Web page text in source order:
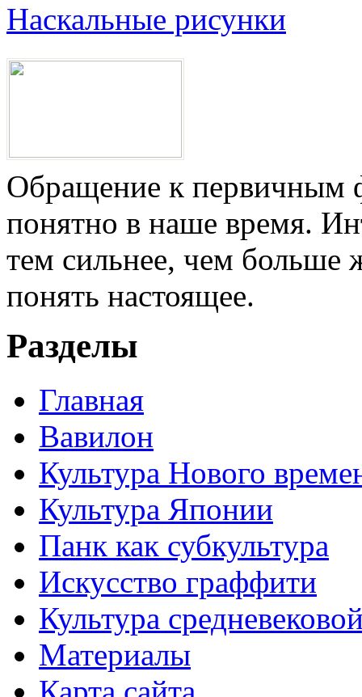
Наскальные рисунки
Обращение к первичным
понятно в наше время.
тем сильнее, чем больше
понять настоящее.
Разделы
Главная
Вавилон
Культура Нового
Культура Японии
Панк как субкультура
Искусство граффити
Культура
Материалы